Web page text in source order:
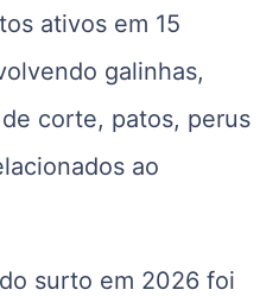
ativos em 15
galinhas,
corte, patos, perus
ao
surto em 2026 foi